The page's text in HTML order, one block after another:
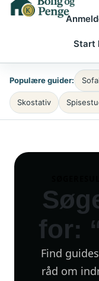
Start
Populære guider:
Skostativ
for:
Find
råd om